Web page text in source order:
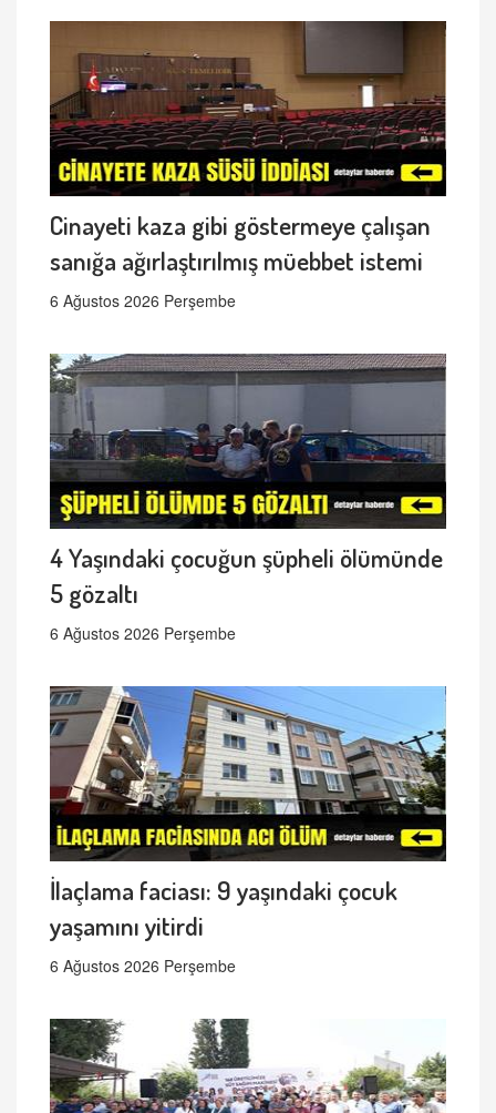
Cinayeti kaza gibi göstermeye çalışan
sanığa ağırlaştırılmış müebbet istemi
6 Ağustos 2026 Perşembe
4 Yaşındaki çocuğun şüpheli ölümünde
5 gözaltı
6 Ağustos 2026 Perşembe
İlaçlama faciası: 9 yaşındaki çocuk
yaşamını yitirdi
6 Ağustos 2026 Perşembe